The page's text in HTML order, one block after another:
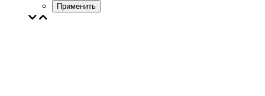
Применить